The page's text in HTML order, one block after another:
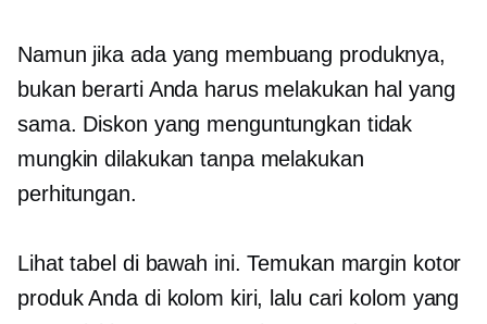
Namun jika ada yang membuang produknya,
bukan berarti Anda harus melakukan hal yang
sama. Diskon yang menguntungkan tidak
mungkin dilakukan tanpa melakukan
perhitungan.
Lihat tabel di bawah ini. Temukan margin kotor
produk Anda di kolom kiri, lalu cari kolom yang